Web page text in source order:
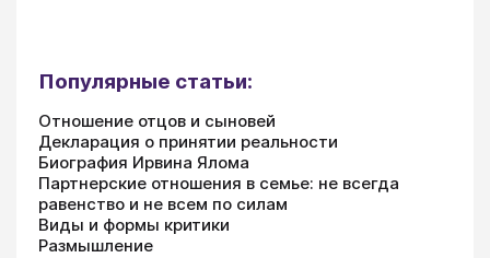
Популярные статьи:
Отношение отцов и сыновей
Декларация о принятии реальности
Биография Ирвина Ялома
Партнерские отношения в семье: не всегда
равенство и не всем по силам
Виды и формы критики
Размышление